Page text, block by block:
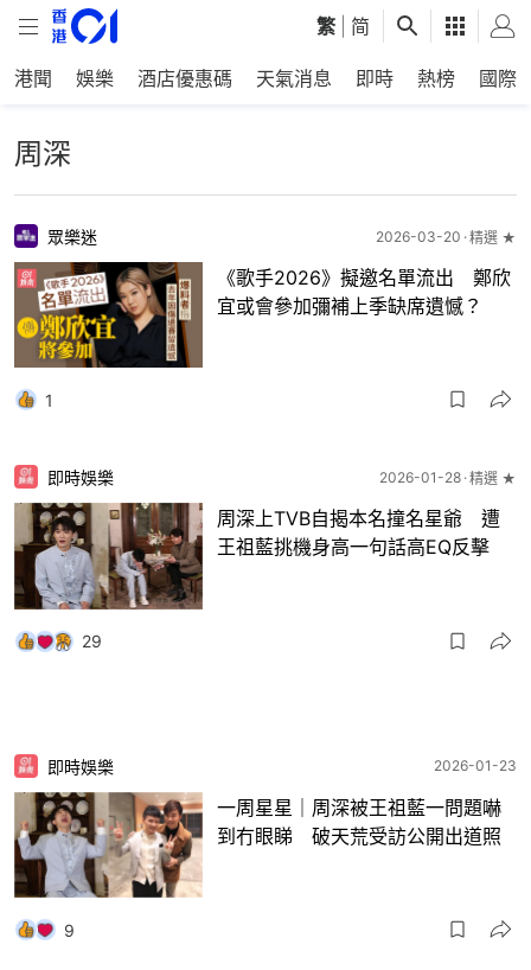
繁 简
港聞 娛樂 酒店優惠碼 天氣消息 即時 熱榜 國際
周深
眾樂迷 2026-03-20 精選 ★
《歌手2026》擬邀名單流出 鄭欣
宜或會參加彌補上季缺席遺憾？
1
即時娛樂 2026-01-28 精選 ★
周深上TVB自揭本名撞名星爺 遭
王祖藍挑機身高一句話高EQ反擊
29
即時娛樂 2026-01-23
一周星星｜周深被王祖藍一問題嚇
到冇眼睇 破天荒受訪公開出道照
9